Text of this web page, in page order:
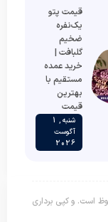
قیمت پتو
یک‌نفره
ضخیم
گلبافت |
خرید عمده
مستقیم با
بهترین
قیمت
شنبه , 1
آگوست
2026
است. و کپی برداری